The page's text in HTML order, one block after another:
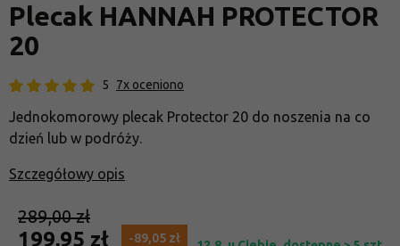
Plecak HANNAH PROTECTOR
20
5 7x oceniono
Jednokomorowy plecak Protector 20 do noszenia na co
dzień lub w podróży.
Szczegółowy opis
199,95 zł -89,05 zł
289,00 zł